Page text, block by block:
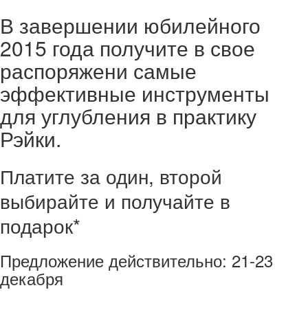
В завершении юбилейного
2015 года получите в свое
распоряжени самые
эффективные инструменты
для углубления в практику
Рэйки.
Платите за один, второй
выбирайте и получайте в
подарок*
Предложение действительно: 21-23
декабря